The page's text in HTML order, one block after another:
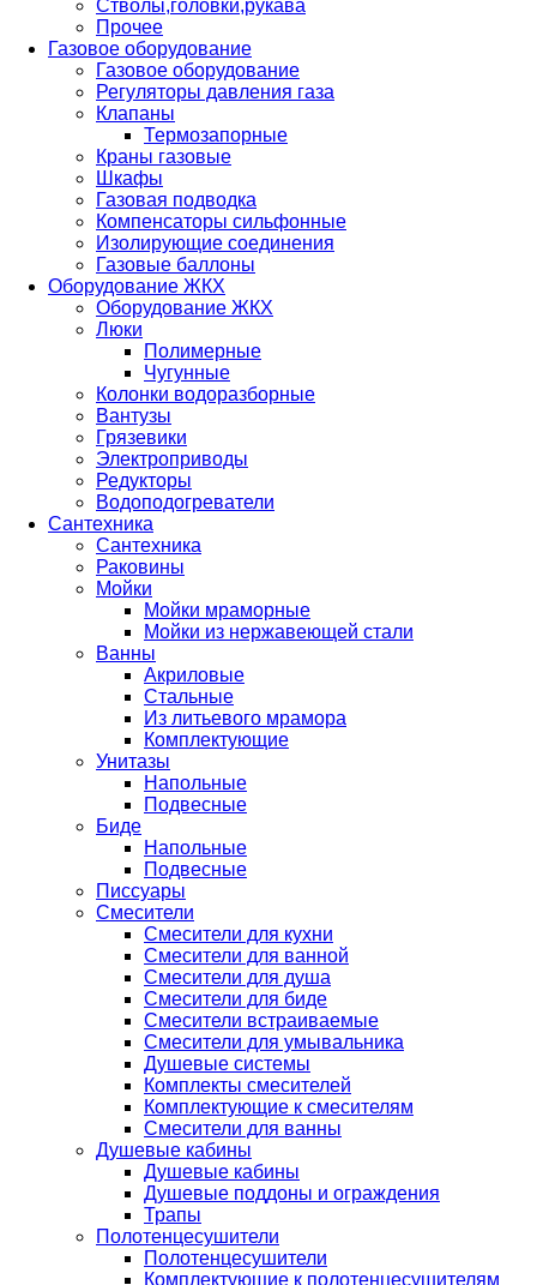
Стволы,головки,рукава
Прочее
Газовое оборудование
Газовое оборудование
Регуляторы давления газа
Клапаны
Термозапорные
Краны газовые
Шкафы
Газовая подводка
Компенсаторы сильфонные
Изолирующие соединения
Газовые баллоны
Оборудование ЖКХ
Оборудование ЖКХ
Люки
Полимерные
Чугунные
Колонки водоразборные
Вантузы
Грязевики
Электроприводы
Редукторы
Водоподогреватели
Сантехника
Сантехника
Раковины
Мойки
Мойки мраморные
Мойки из нержавеющей стали
Ванны
Акриловые
Стальные
Из литьевого мрамора
Комплектующие
Унитазы
Напольные
Подвесные
Биде
Напольные
Подвесные
Писсуары
Смесители
Смесители для кухни
Смесители для ванной
Смесители для душа
Смесители для биде
Смесители встраиваемые
Смесители для умывальника
Душевые системы
Комплекты смесителей
Комплектующие к смесителям
Смесители для ванны
Душевые кабины
Душевые кабины
Душевые поддоны и ограждения
Трапы
Полотенцесушители
Полотенцесушители
Комплектующие к полотенцесушителям